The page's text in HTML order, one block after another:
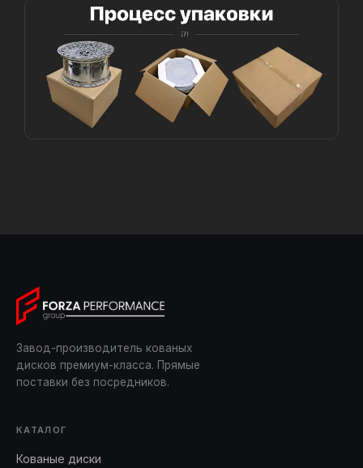
Завод-производитель кованых
дисков премиум-класса. Прямые
поставки без посредников.
КАТАЛОГ
Кованые диски